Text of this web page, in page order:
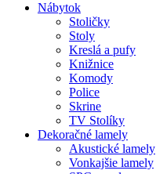
Nábytok
Stoličky
Stoly
Kreslá a pufy
Knižnice
Komody
Police
Skrine
TV Stolíky
Dekoračné lamely
Akustické lamely
Vonkajšie lamely